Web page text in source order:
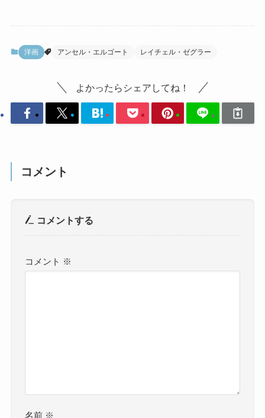
洋画 アンセル・エルゴート レイチェル・ゼグラー
よかったらシェアしてね！
コメント
コメントする
コメント ※
名前 ※